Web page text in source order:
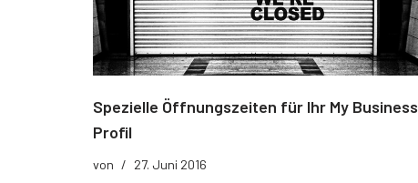
Rezension
Top Ten Tipps
Top Ten Tipps für Google Ads
Spezielle Öffnungszeiten für Ihr My Business
Profil
von 27. Juni 2016